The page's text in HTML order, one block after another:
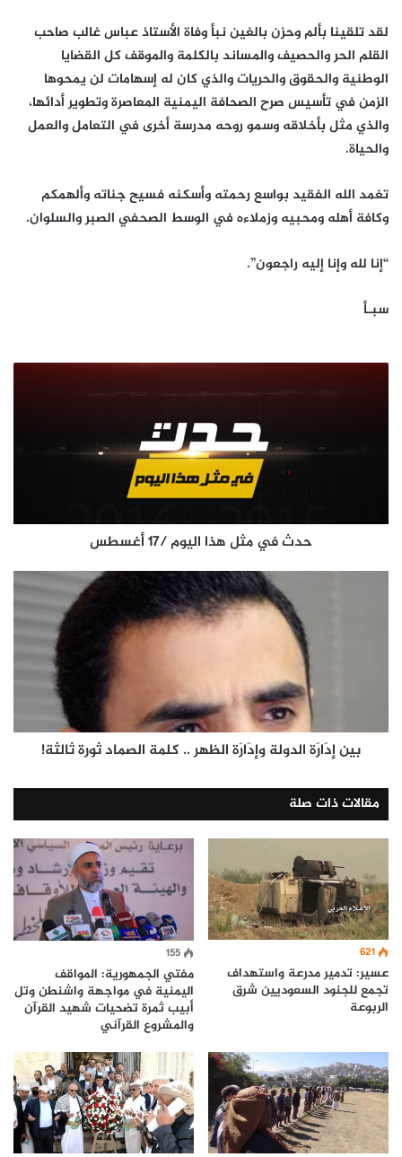
لقد تلقينا بألم وحزن بالغين نبأ وفاة الأستاذ عباس غالب صاحب
القلم الحر والحصيف والمساند بالكلمة والموقف كل القضايا
الوطنية والحقوق والحريات والذي كان له إسهامات لن يمحوها
الزمن في تأسيس صرح الصحافة اليمنية المعاصرة وتطوير أدائها،
والذي مثل بأخلاقه وسمو روحه مدرسة أخرى في التعامل والعمل
والحياة.
تغمد الله الفقيد بواسع رحمته وأسكنه فسيح جناته وألهمكم
وكافة أهله ومحبيه وزملاءه في الوسط الصحفي الصبر والسلوان.
“إنا لله وإنا إليه راجعون”.
سبـأ
حدث في مثل هذا اليوم /17 أغسطس
بين إدَارَة الدولة وإدَارَة الظهر .. كلمة الصماد ثورة ثالثة!
مقالات ذات صلة
621
عسير: تدمير مدرعة واستهداف
تجمع للجنود السعوديين شرق
الربوعة
155
مفتي الجمهورية: المواقف
اليمنية في مواجهة واشنطن وتل
أبيب ثمرة تضحيات شهيد القرآن
والمشروع القرآني